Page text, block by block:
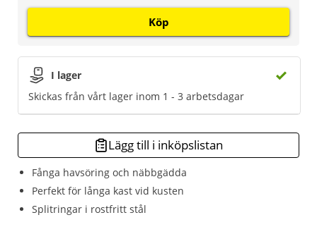
Fånga havsöring och näbbgädda
Perfekt för långa kast vid kusten
Splitringar i rostfritt stål
I lager
Skickas från vårt lager inom 1 - 3 arbetsdagar
Köp
Lägg till i inköpslistan